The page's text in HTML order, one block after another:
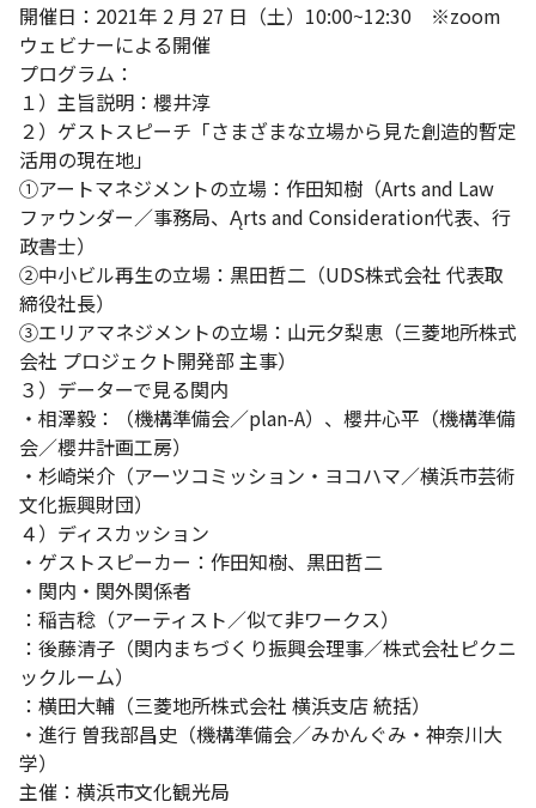
開催日：2021年 2 月 27 日（土）10:00~12:30 ※zoom
ウェビナーによる開催
プログラム：
１）主旨説明：櫻井淳
２）ゲストスピーチ「さまざまな立場から見た創造的暫定
活用の現在地」
①アートマネジメントの立場：作田知樹（Arts and Law
ファウンダー／事務局、Ąrts and Consideration代表、行
政書士）
②中小ビル再生の立場：黒田哲二（UDS株式会社 代表取
締役社長）
③エリアマネジメントの立場：山元夕梨恵（三菱地所株式
会社 プロジェクト開発部 主事）
３）データーで見る関内
・相澤毅：（機構準備会／plan-A）、櫻井心平（機構準備
会／櫻井計画工房）
・杉崎栄介（アーツコミッション・ヨコハマ／横浜市芸術
文化振興財団）
４）ディスカッション
・ゲストスピーカー：作田知樹、黒田哲二
・関内・関外関係者
：稲吉稔（アーティスト／似て非ワークス）
：後藤清子（関内まちづくり振興会理事／株式会社ピクニ
ックルーム）
：横田大輔（三菱地所株式会社 横浜支店 統括）
・進行 曽我部昌史（機構準備会／みかんぐみ・神奈川大
学）
主催：横浜市文化観光局